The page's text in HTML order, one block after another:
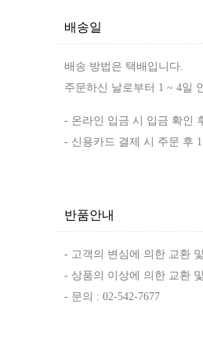
배송일
배송 방법은 택배입니다.
주문하신 날로부터 1 ~ 4일
- 온라인 입금 시 입금 확인
- 신용카드 결제 시 주문 후 1
반품안내
- 고객의 변심에 의한 교환
- 상품의 이상에 의한 교환
- 문의 : 02-542-7677